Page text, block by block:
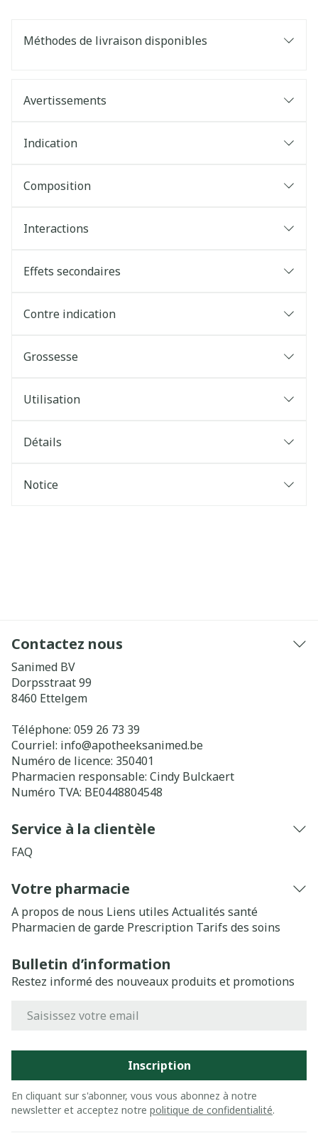
Méthodes de livraison disponibles
Avertissements
Indication
Composition
Interactions
Effets secondaires
Contre indication
Grossesse
Utilisation
Détails
Notice
Contactez nous
Sanimed BV
Dorpsstraat 99
8460 Ettelgem
Téléphone: 059 26 73 39
Courriel: info@apotheeksanimed.be
Numéro de licence: 350401
Pharmacien responsable: Cindy Bulckaert
Numéro TVA: BE0448804548
Service à la clientèle
FAQ
Votre pharmacie
A propos de nous Liens utiles Actualités santé
Pharmacien de garde Prescription Tarifs des soins
Bulletin d’information
Restez informé des nouveaux produits et promotions
Inscription
En cliquant sur s'abonner, vous vous abonnez à notre
newsletter et acceptez notre politique de confidentialité.